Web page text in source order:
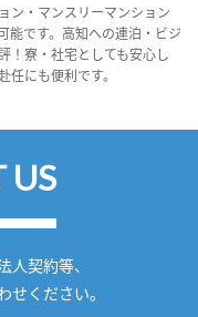
ン・マンスリーマンション
能です。高知への連泊・ビジ
！寮・社宅としても安心し
にも便利です。
US
契約等、
ください。